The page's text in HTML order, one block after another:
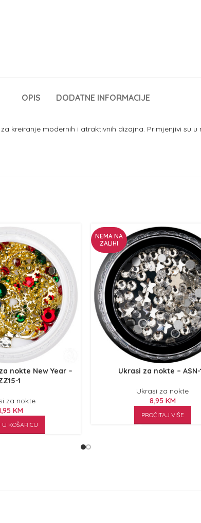
OPIS DODATNE INFORMACIJE
kreiranje modernih i atraktivnih dizajna. Primjenjivi su
nokte New Year –
1
za nokte
KM
U KOŠARICU
NEMA NA
ZALIHI
Ukrasi za nokte – ASN-
Ukrasi za nokte
8,95 KM
PROČITAJ VIŠE